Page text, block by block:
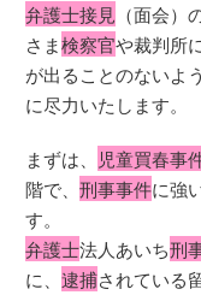
弁護士接見 （面会）
さま検察官や裁判所
が出ることのないよ
に尽力いたします。
まずは、 児童買春事
階で、刑事事件に強
す。
弁護士法人あいち刑
に、逮捕されている